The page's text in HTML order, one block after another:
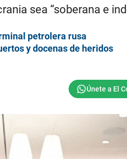
sea “soberana e
petrolera rusa
y docenas de heridos